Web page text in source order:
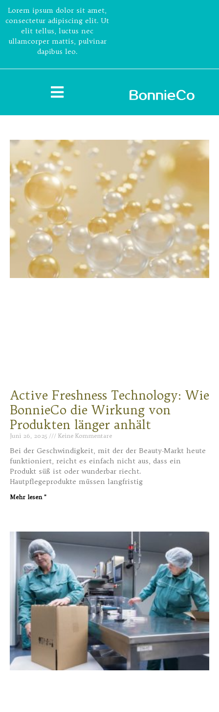
Lorem ipsum dolor sit amet,
consectetur adipiscing elit. Ut
elit tellus, luctus nec
ullamcorper mattis, pulvinar
dapibus leo.
Active Freshness Technology: Wie
BonnieCo die Wirkung von
Produkten länger anhält
Juni 26, 2025 Keine Kommentare
Bei der Geschwindigkeit, mit der der Beauty-Markt heute
funktioniert, reicht es einfach nicht aus, dass ein
Produkt süß ist oder wunderbar riecht.
Hautpflegeprodukte müssen langfristig
Mehr lesen "